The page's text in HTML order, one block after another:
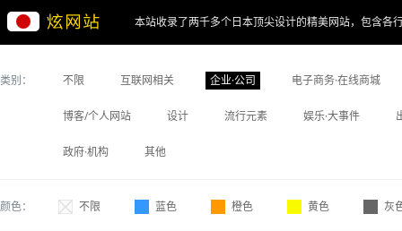
本站收录了两千多个日本顶尖设计的精美网站，包含各
类别： 不限 互联网相关 企业·公司 电子商务·在线商城
博客/个人网站 设计 流行元素 娱乐·大事件
政府·机构 其他
颜色： 不限 蓝色 橙色 黄色 灰